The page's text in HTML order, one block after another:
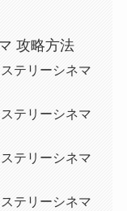
攻略方法
テリーシネマ
テリーシネマ
テリーシネマ
テリーシネマ